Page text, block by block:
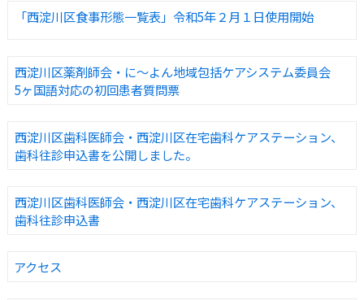
「西淀川区食事形態一覧表」令和5年２月１日使用開始
西淀川区薬剤師会・に〜よん地域包括ケアシステム委員会
5ヶ国語対応の初回患者質問票
西淀川区歯科医師会・西淀川区在宅歯科ケアステーション、
歯科往診申込書を公開しました。
西淀川区歯科医師会・西淀川区在宅歯科ケアステーション、
歯科往診申込書
アクセス